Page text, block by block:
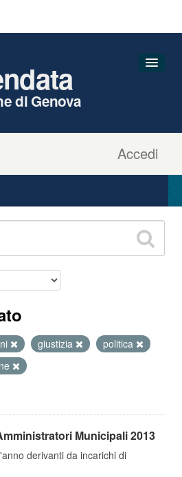
Accedi
di Genova
giustizia
politica
Municipali 2013
derivanti da incarichi di